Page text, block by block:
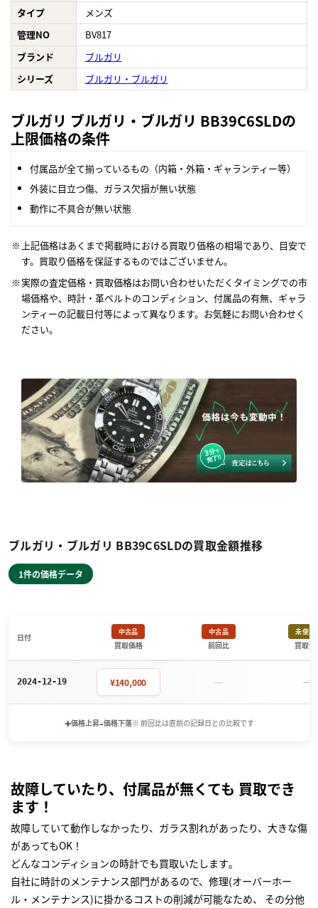
タイプ
メンズ
管理NO
BV817
ブランド
ブルガリ
シリーズ
ブルガリ・ブルガリ
ブルガリ ブルガリ・ブルガリ BB39C6SLDの
上限価格の条件
付属品が全て揃っているもの（内箱・外箱・ギャランティー等）
外装に目立つ傷、ガラス欠損が無い状態
動作に不具合が無い状態
上記価格はあくまで掲載時における買取り価格の相場であり、目安で
す。買取り価格を保証するものではございません。
実際の査定価格・買取価格はお問い合わせいただくタイミングでの市
場価格や、時計・革ベルトのコンディション、付属品の有無、ギャラ
ンティーの記載日付等によって異なります。お気軽にお問い合わせく
ださい。
ブルガリ・ブルガリ BB39C6SLDの買取金額推移
1件の価格データ
日付
中古品
買取価格
中古品
前回比
未使用
買取価
2024-12-19 ¥140,000 － －
+価格上昇-価格下落※ 前回比は直前の記録日との比較です
故障していたり、付属品が無くても 買取でき
ます！
故障していて動作しなかったり、ガラス割れがあったり、大きな傷
があってもOK！
どんなコンディションの時計でも買取いたします｡
自社に時計のメンテナンス部門があるので、修理(オーバーホー
ル・メンテナンス)に掛かるコストの削減が可能なため、 その分他